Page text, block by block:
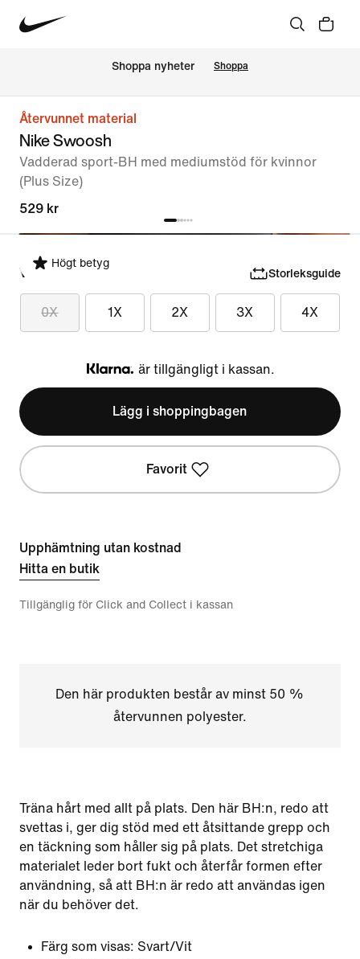
Shoppa nyheter Shoppa
Återvunnet material
Nike Swoosh
Vadderad sport-BH med mediumstöd för kvinnor
(Plus Size)
529 kr
Högt betyg
Välj storlek Storleksguide
0X 1X 2X 3X 4X
Klarna
är tillgängligt i kassan.
Lägg i shoppingbagen
Favorit
Upphämtning utan kostnad
Hitta en butik
Tillgänglig för Click and Collect i kassan
Den här produkten består av minst 50 %
återvunnen polyester.
Träna hårt med allt på plats. Den här BH:n, redo att
svettas i, ger dig stöd med ett åtsittande grepp och
en täckning som håller sig på plats. Det stretchiga
materialet leder bort fukt och återfår formen efter
användning, så att BH:n är redo att användas igen
när du behöver det.
Färg som visas: Svart/Vit